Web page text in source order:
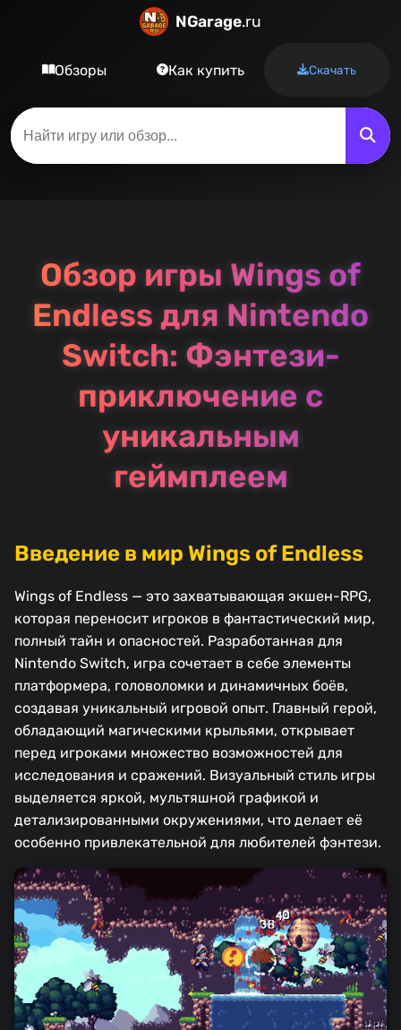
NGarage.ru
Обзоры Как купить Скачать
Обзор игры Wings of
Endless для Nintendo
Switch: Фэнтези-
приключение с
уникальным
геймплеем
Введение в мир Wings of Endless
Wings of Endless — это захватывающая экшен-RPG,
которая переносит игроков в фантастический мир,
полный тайн и опасностей. Разработанная для
Nintendo Switch, игра сочетает в себе элементы
платформера, головоломки и динамичных боёв,
создавая уникальный игровой опыт. Главный герой,
обладающий магическими крыльями, открывает
перед игроками множество возможностей для
исследования и сражений. Визуальный стиль игры
выделяется яркой, мультяшной графикой и
детализированными окружениями, что делает её
особенно привлекательной для любителей фэнтези.